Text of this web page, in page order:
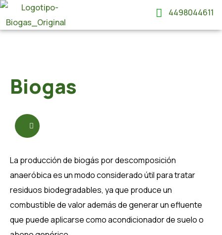
4498044611
Biogas
La producción de biogás por descomposición
anaeróbica es un modo considerado útil para tratar
residuos biodegradables, ya que produce un
combustible de valor además de generar un efluente
que puede aplicarse como acondicionador de suelo o